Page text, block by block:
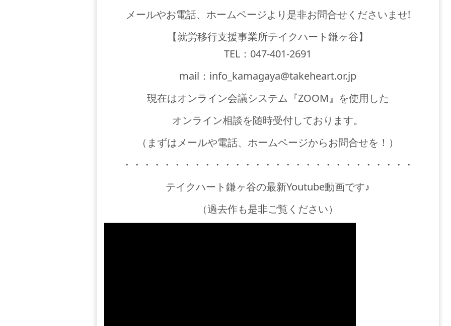
メールやお電話、ホームページより是非お問合せくださいませ!
【就労移行支援事業所テイクハート鎌ヶ谷】
TEL：047-401-2691
mail：info_kamagaya@takeheart.or.jp
現在はオンライン会議システム『ZOOM』を使用した
オンライン相談を随時受付しております。
（まずはメールや電話、ホームページからお問合せを！）
・・・・・・・・・・・・・・・・・・・・・・・・・・・・・
テイクハート鎌ヶ谷の最新Youtube動画です♪
（過去作も是非ご覧ください）